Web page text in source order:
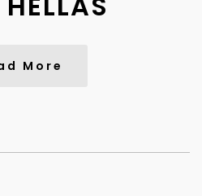
More